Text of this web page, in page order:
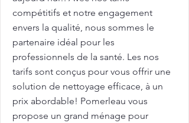
compétitifs et notre engagement
envers la qualité, nous sommes le
partenaire idéal pour les
professionnels de la santé. Les nos
tarifs sont conçus pour vous offrir une
solution de nettoyage efficace, à un
prix abordable! Pomerleau vous
propose un grand ménage pour